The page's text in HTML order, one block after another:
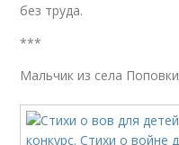
без труда.
***
Мальчик из села Поповки